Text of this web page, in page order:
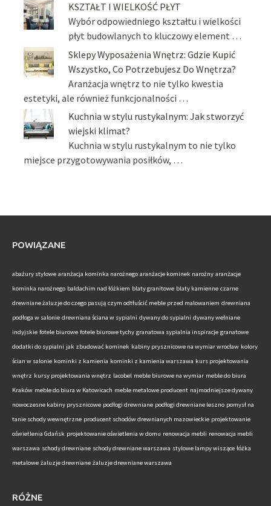
KSZTAŁT I WIELKOŚĆ PŁYT
Wybór odpowiedniego kształtu i wielkości
płyt budowlanych to kluczowy element …
Sklepy Wyposażenia Wnętrz: Gdzie Kupić
Wszystko, Co Potrzebujesz Do Wnętrza?
Aranżacja wnętrz to nie tylko kwestia
estetyki, ale również funkcjonalności …
Kuchnia w stylu rustykalnym: Jak stworzyć
wiejski klimat?
Kuchnia w stylu rustykalnym to nie tylko
miejsce przygotowywania posiłków, …
POWIĄZANE
abażury stylowe aranżacja kominka narożnego aranżacje kominek narożny aranżacje
kominka narożnego baldachim nad łóżkiem blaty granitowe blaty kamienne czarne
drewniane żaluzje do czego pasują czym odtłuścić meble przed malowaniem drewniana
podłoga w salonie drewniana ściana w sypialni dywany do sypialni dywany wełniane
indyjskie fotele biurowe fotele biurowe tychy granatowa sypialnia inspiracje granatowe
dodatki do sypialni jak zbudować kominek kabiny prysznicowe na wymiar wrocław kolory
ścian w salonie kominki z kamienia kominki z kamienia warszawa kurs projektowania
wnętrz kursy projektowania wnętrz lacobel meble biurowe na wymiar meble do biura
Kraków meble do biura w Katowicach meble metalowe producent najmodniejsze dywany
nowoczesne kabiny prysznicowe podłogi drewniane podłogi drewniane leszno pomysł na
tanie schody wewnętrzne producent schodów drewnianych mazowieckie projektowanie
oświetlenia Gdańsk projektowanie oświetlenia w domu renowacja mebli renowacja mebli
warszawa schody drewniane schody drewniane warszawa stylowe lampy wiszące łóżka
metalowe żaluzje drewniane żaluzje drewniane warszawa
RÓŻNE